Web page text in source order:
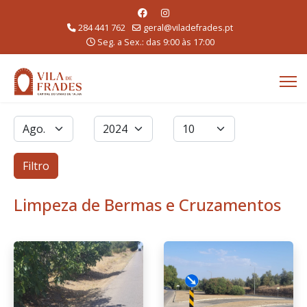
284 441 762
geral@viladefrades.pt
Seg. a Sex.: das 9:00 às 17:00
Filtros
Mês Ano Qtd. a exibir
Filtro
Limpeza de Bermas e Cruzamentos